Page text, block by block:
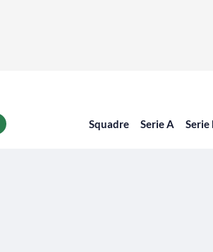
Squadre Serie A Serie